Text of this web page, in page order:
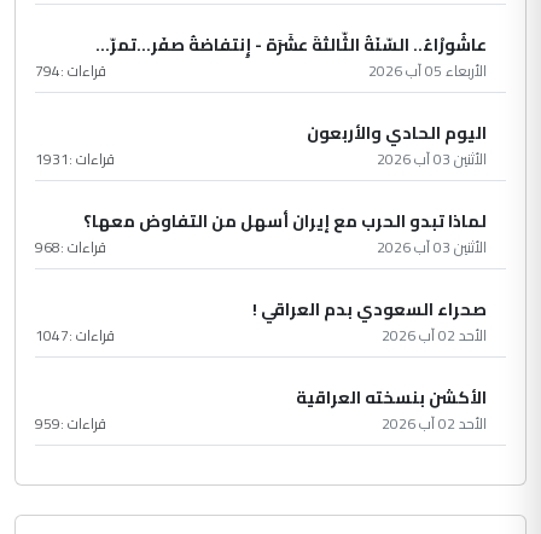
عاشُورْاءُ.. السّنَةُ الثّالثةَ عشَرَة - إِنتفاضةُ صفَر…تمرّ...
الأربعاء 05 آب 2026 قراءات :794
اليوم الحادي والأربعون
الأثنين 03 آب 2026 قراءات :1931
لماذا تبدو الحرب مع إيران أسهل من التفاوض معها؟
الأثنين 03 آب 2026 قراءات :968
صحراء السعودي بدم العراقي !
الأحد 02 آب 2026 قراءات :1047
الأكشن بنسخته العراقية
الأحد 02 آب 2026 قراءات :959